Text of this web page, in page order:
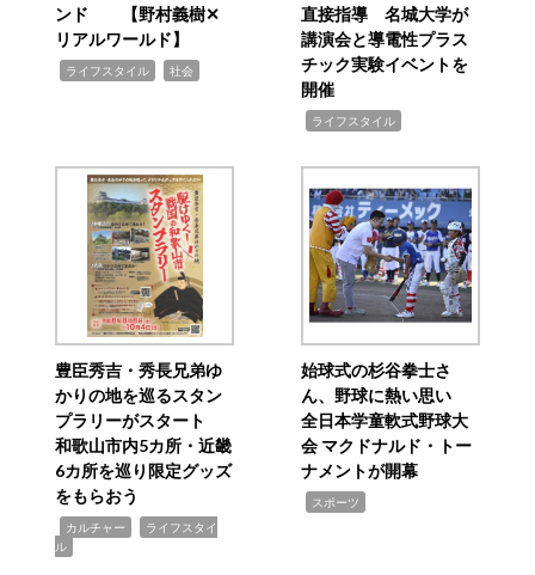
ンド 【野村義樹✕
リアルワールド】
ライフスタイル 社会
直接指導 名城大学が
講演会と導電性プラス
チック実験イベントを
開催
ライフスタイル
豊臣秀吉・秀長兄弟ゆ
かりの地を巡るスタン
プラリーがスタート
和歌山市内5カ所・近畿
6カ所を巡り限定グッズ
をもらおう
カルチャー
ライフスタイ
ル
始球式の杉谷拳士さ
ん、野球に熱い思い
全日本学童軟式野球大
会 マクドナルド・トー
ナメントが開幕
スポーツ